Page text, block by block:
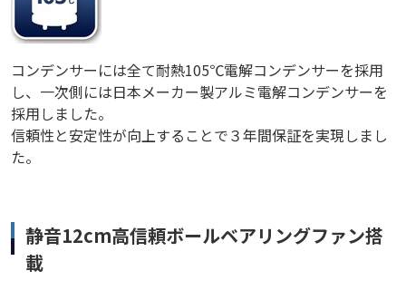
コンデンサーには全て耐熱105℃電解コンデンサーを採用
し、一次側には日本メーカー製アルミ電解コンデンサーを
採用しました。
信頼性と安定性が向上することで３年間保証を実現しまし
た。
静音12cm高信頼ボールベアリングファン搭
載